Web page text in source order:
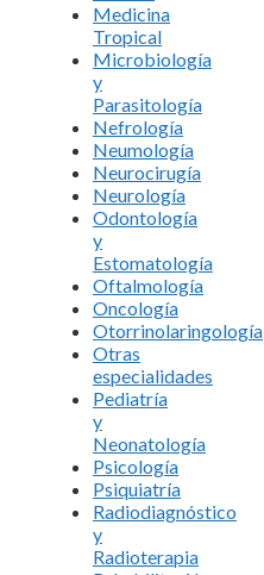
Medicina
Tropical
Microbiología
y
Parasitología
Nefrología
Neumología
Neurocirugía
Neurología
Odontología
y
Estomatología
Oftalmología
Oncología
Otorrinolaringología
Otras
especialidades
Pediatría
y
Neonatología
Psicología
Psiquiatría
Radiodiagnóstico
y
Radioterapia